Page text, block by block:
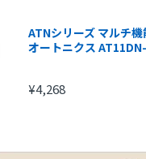
ATNシリーズ マルチ
オートニクス
¥4,268